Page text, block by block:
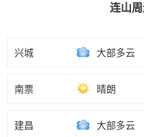
连山
兴城 大部多云
南票 晴朗
建昌 大部多云